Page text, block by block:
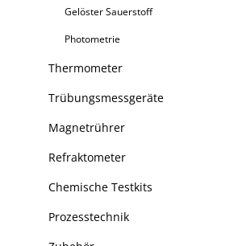
Gelöster Sauerstoff
Photometrie
Thermometer
Trübungsmessgeräte
Magnetrührer
Refraktometer
Chemische Testkits
Prozesstechnik